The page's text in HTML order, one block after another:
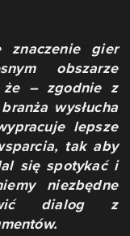
znaczenie gier
obszarze
że – zgodnie z
wysłucha
lepsze
tak aby
się spotykać i
niezbędne
dialog z